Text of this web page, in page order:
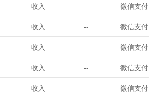
收入 -- 微信支付
收入 -- 微信支付
收入 -- 微信支付
收入 -- 微信支付
收入 -- 微信支付